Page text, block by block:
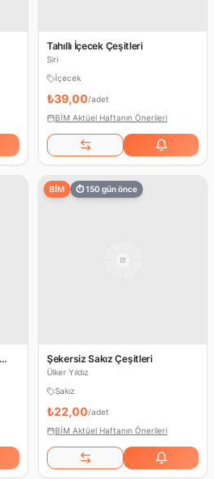
Tahıllı İçecek Çeşitleri
Siri
İçecek
₺39,00/adet
BİM Aktüel Haftanın Önerileri
BİM ⏱150 gün önce
Şekersiz Sakız Çeşitleri
Ülker Yıldız
Sakız
₺22,00/adet
BİM Aktüel Haftanın Önerileri